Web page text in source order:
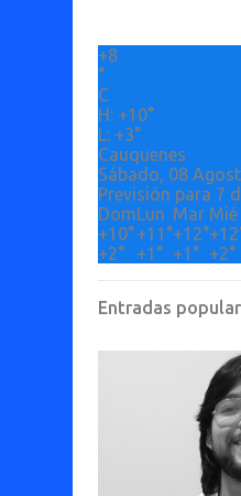
+8
°
C
H: +10°
L: +3°
Cauquenes
Sábado, 08
Previsión para 7
DomLun Mar Mié
+10°+11°+12°+
+2° +1° +1° +2°
Entradas